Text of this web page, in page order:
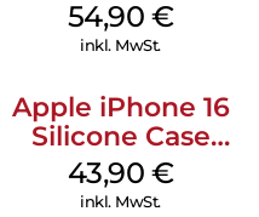
MagSafe
Transparent
54,90 €
inkl. MwSt.
Apple iPhone 16
Silicone Case
MagSafe Plum
43,90 €
inkl. MwSt.